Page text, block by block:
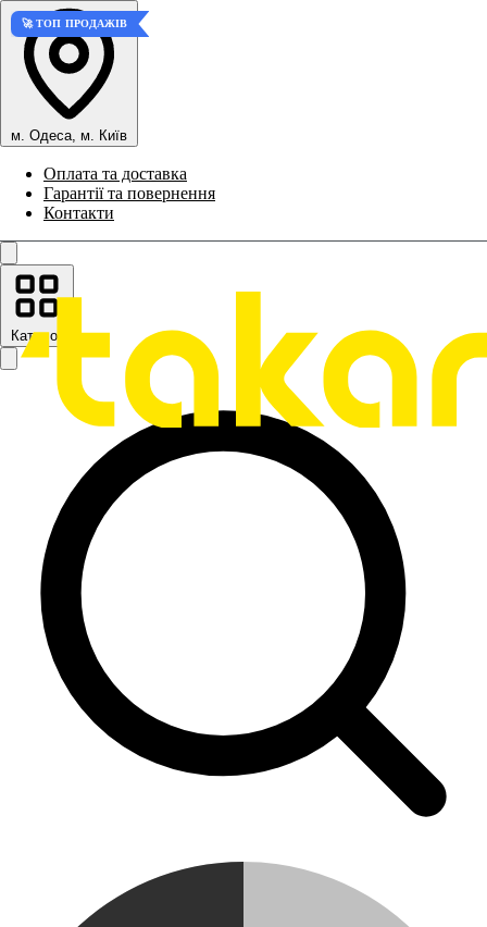
м. Одеса, м. Київ
Оплата та доставка
Гарантії та повернення
Контакти
Каталог
🚀 ТОП ПРОДАЖІВ